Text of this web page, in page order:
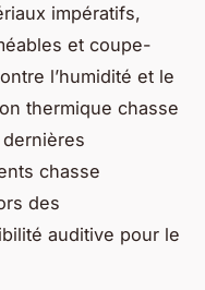
impératifs,
et coupe-
l’humidité et le
thermique chasse
chasse
des
auditive pour le